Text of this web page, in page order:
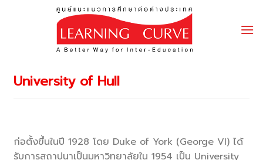
University of Hull
ก่อตั้งขึ้นในปี 1928 โดย Duke of York (George VI) ได้
รับการสถาปนาเป็นมหาวิทยาลัยใน 1954 เป็น University